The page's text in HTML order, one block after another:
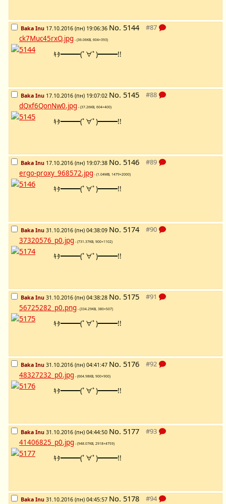
Baka Inu 17.10.2016 (пн) 19:06:36 No. 5144
ck7Muc45rxQ.jpg - (36.06KB, 604×393)
ｷﾀ━━━(ﾟ∀ﾟ)━━━!!
Baka Inu 17.10.2016 (пн) 19:07:02 No. 5145
dQxf6QonNw0.jpg - (37.26KB, 604×400)
ｷﾀ━━━(ﾟ∀ﾟ)━━━!!
Baka Inu 17.10.2016 (пн) 19:07:38 No. 5146
ergo-proxy_968572.jpg - (1.04MB, 1479×2000)
ｷﾀ━━━(ﾟ∀ﾟ)━━━!!
Baka Inu 31.10.2016 (пн) 04:38:09 No. 5174
37320576_p0.jpg - (731.37KB, 900×1102)
ｷﾀ━━━(ﾟ∀ﾟ)━━━!!
Baka Inu 31.10.2016 (пн) 04:38:28 No. 5175
56725282_p0.png - (334.29KB, 380×507)
ｷﾀ━━━(ﾟ∀ﾟ)━━━!!
Baka Inu 31.10.2016 (пн) 04:41:47 No. 5176
48327232_p0.jpg - (664.98KB, 900×900)
ｷﾀ━━━(ﾟ∀ﾟ)━━━!!
Baka Inu 31.10.2016 (пн) 04:44:50 No. 5177
41406825_p0.jpg - (948.07KB, 2918×4759)
ｷﾀ━━━(ﾟ∀ﾟ)━━━!!
Baka Inu 31.10.2016 (пн) 04:45:57 No. 5178